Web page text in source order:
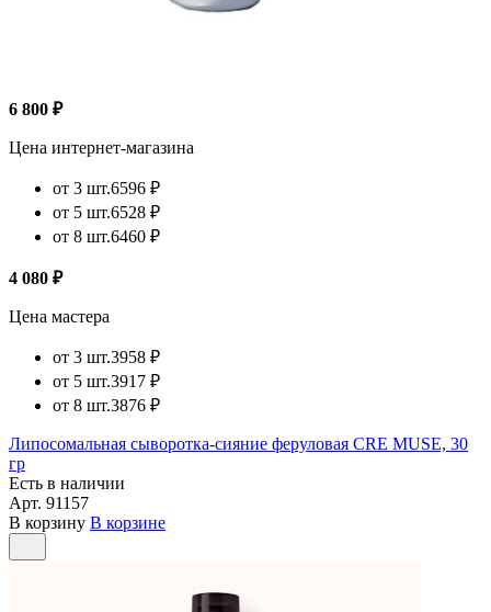
6 800 ₽
Цена интернет-магазина
от 3 шт.6596 ₽
от 5 шт.6528 ₽
от 8 шт.6460 ₽
4 080 ₽
Цена мастера
от 3 шт.3958 ₽
от 5 шт.3917 ₽
от 8 шт.3876 ₽
Липосомальная сыворотка-сияние феруловая CRE MUSE, 30
гр
Есть в наличии
Арт. 91157
В корзину В корзине